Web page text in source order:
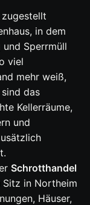
in dem
Sperrmüll
viel
mehr weiß,
das
Kellerräume,
und
Schrotthandel
Sitz in Northeim
Häuser,